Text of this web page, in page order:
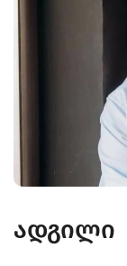
ადგილი